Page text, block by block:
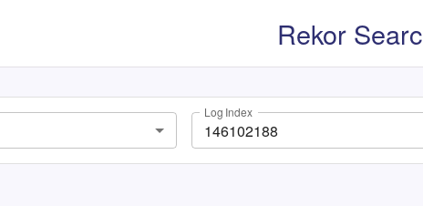
Rekor
Log Index